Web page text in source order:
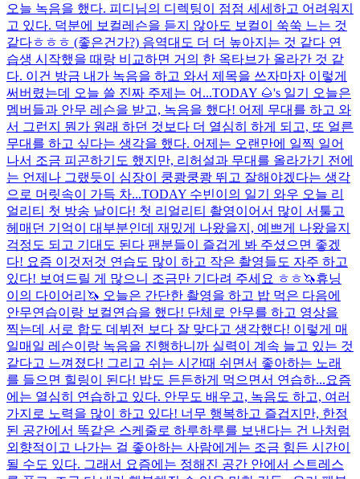
오늘 녹음을 했다. 피디님의 디렉팅이 점점 세세하고 어려워지
고 있다. 덕분에 보컬레슨을 듣지 않아도 보컬이 쑥쑥 느는 것
같다ㅎㅎㅎ (좋은건가?) 음역대도 더 더 높아지는 것 같다 연
습생 시작했을 때랑 비교하면 거의 한 옥타브가 올라간 것 같
다. 이건 방금 내가 녹음을 하고 와서 제목을 쓰자마자 이렇게
써버렸는데 오늘 쓸 진짜 주제는 어...TODAY 🌰's 일기 오늘은
멤버들과 안무 레슨을 받고, 녹음을 했다! 어제 무대를 하고 와
서 그런지 뭔가 원래 하던 것보다 더 열심히 하게 되고, 또 얼른
무대를 하고 싶다는 생각을 했다. 어제는 오랜만에 일찍 일어
나서 조금 피곤하기도 했지만, 리허설과 무대를 올라가기 전에
는 언제나 그랬듯이 심장이 쿵쾅쿵쾅 뛰고 잘해야겠다는 생각
으로 머릿속이 가득 차...TODAY 수빈이의 일기 와우 오늘 리
얼리티 첫 방송 날이다! 첫 리얼리티 촬영이어서 많이 서툴고
헤매던 기억이 대부분인데 재밌게 나왔을지, 예쁘게 나왔을지
걱정도 되고 기대도 된다 팬분들이 즐겁게 봐 주셨으면 좋겠
다! 요즘 이것저것 연습도 많이 하고 작은 촬영들도 자주 하고
있다! 보여드릴 게 많으니 조금만 기다려 주세요 ㅎㅎ🦄휴닝
이의 다이어리🦄 오늘은 간단한 촬영을 하고 밥 먹은 다음에
안무연습이랑 보컬연습을 했다! 단체로 안무를 하고 영상을
찍는데 서로 합도 데뷔전 보다 잘 맞다고 생각했다! 이렇게 매
일매일 레슨이랑 녹음을 진행하니까 실력이 계속 늘고 있는 것
같다고 느껴졌다! 그리고 쉬는 시간때 쉬면서 좋아하는 노래
를 들으면 힐링이 된다! 밥도 든든하게 먹으면서 연습하...요즘
에는 열심히 연습하고 있다. 안무도 배우고, 녹음도 하고, 여러
가지로 노력을 많이 하고 있다! 너무 행복하고 즐겁지만, 한정
된 공간에서 똑같은 스케줄로 하루하루를 보낸다는 건 나처럼
외향적이고 나가는 걸 좋아하는 사람에게는 조금 힘든 시간이
될 수도 있다. 그래서 요즘에는 정해진 공간 안에서 스트레스